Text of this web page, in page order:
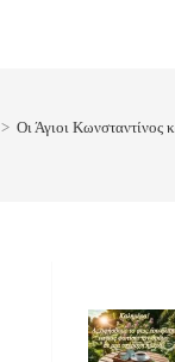
> Οι Άγιοι Κωνσταντίνος